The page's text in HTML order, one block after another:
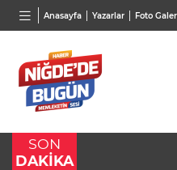
Anasayfa Yazarlar Foto
BGN
27,9743%-0,22
SON
DAKİKA